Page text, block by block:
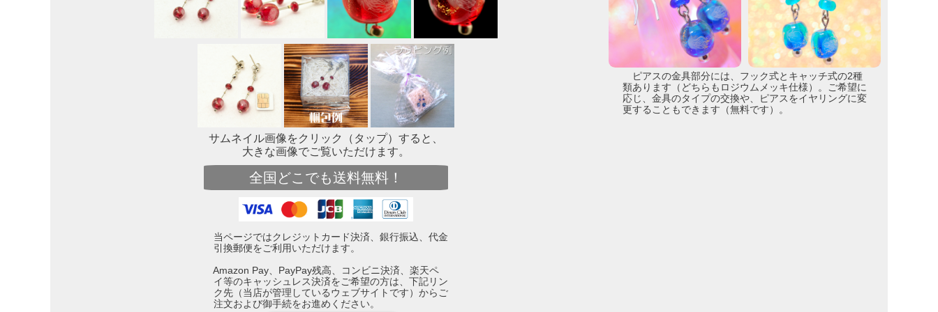
サムネイル画像をクリック（タップ）すると、
大きな画像でご覧いただけます。
全国どこでも送料無料！
当ページではクレジットカード決済、銀行振込、代金
引換郵便をご利用いただけます。
Amazon Pay、PayPay残高、コンビニ決済、楽天ペ
イ等のキャッシュレス決済をご希望の方は、下記リン
ク先（当店が管理しているウェブサイトです）からご
注文および御手続をお進めください。
ピアスの金具部分には、フック式とキャッチ式の2種
類あります（どちらもロジウムメッキ仕様）。ご希望に
応じ、金具のタイプの交換や、ピアスをイヤリングに変
更することもできます（無料です）。